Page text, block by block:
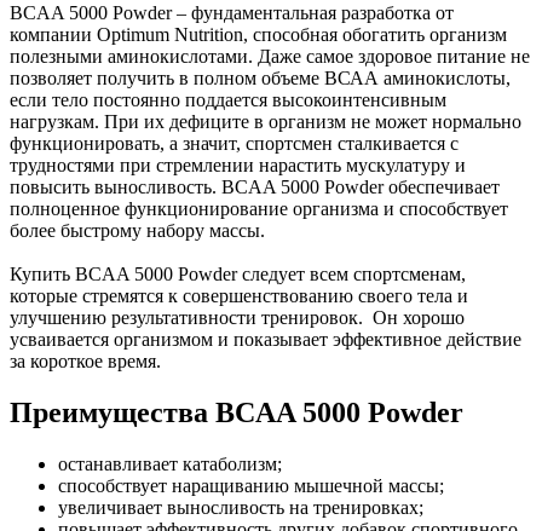
BCAA 5000 Powder – фундаментальная разработка от
компании Optimum Nutrition, способная обогатить организм
полезными аминокислотами. Даже самое здоровое питание не
позволяет получить в полном объеме ВСАА аминокислоты,
если тело постоянно поддается высокоинтенсивным
нагрузкам. При их дефиците в организм не может нормально
функционировать, а значит, спортсмен сталкивается с
трудностями при стремлении нарастить мускулатуру и
повысить выносливость. BCAA 5000 Powder обеспечивает
полноценное функционирование организма и способствует
более быстрому набору массы.
Купить BCAA 5000 Powder следует всем спортсменам,
которые стремятся к совершенствованию своего тела и
улучшению результативности тренировок. Он хорошо
усваивается организмом и показывает эффективное действие
за короткое время.
Преимущества BCAA 5000 Powder
останавливает катаболизм;
способствует наращиванию мышечной массы;
увеличивает выносливость на тренировках;